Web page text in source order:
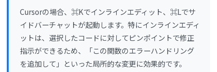
Cursorの場合、⌘Kでインラインエディット、⌘Lでサ
イドバーチャットが起動します。特にインラインエディ
ットは、選択したコードに対してピンポイントで修正
指示ができるため、「この関数のエラーハンドリング
を追加して」といった局所的な変更に効果的です。